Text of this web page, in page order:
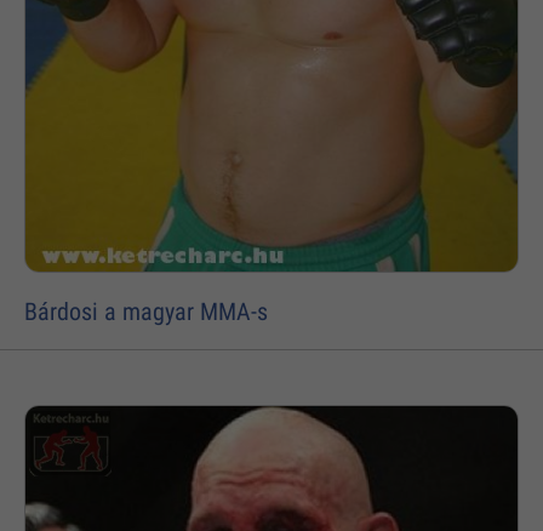
Bárdosi a magyar MMA-s